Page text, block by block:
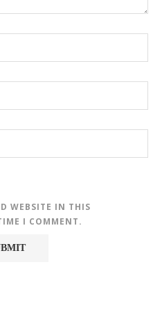
WEBSITE IN THIS
I COMMENT.